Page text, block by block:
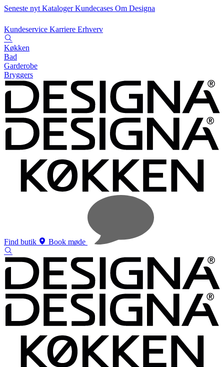
Seneste nyt KatalogerKundecases Om Designa
Kundeservice Karriere Erhverv
Køkken
Bad
Garderobe
Bryggers
Find butik Book møde